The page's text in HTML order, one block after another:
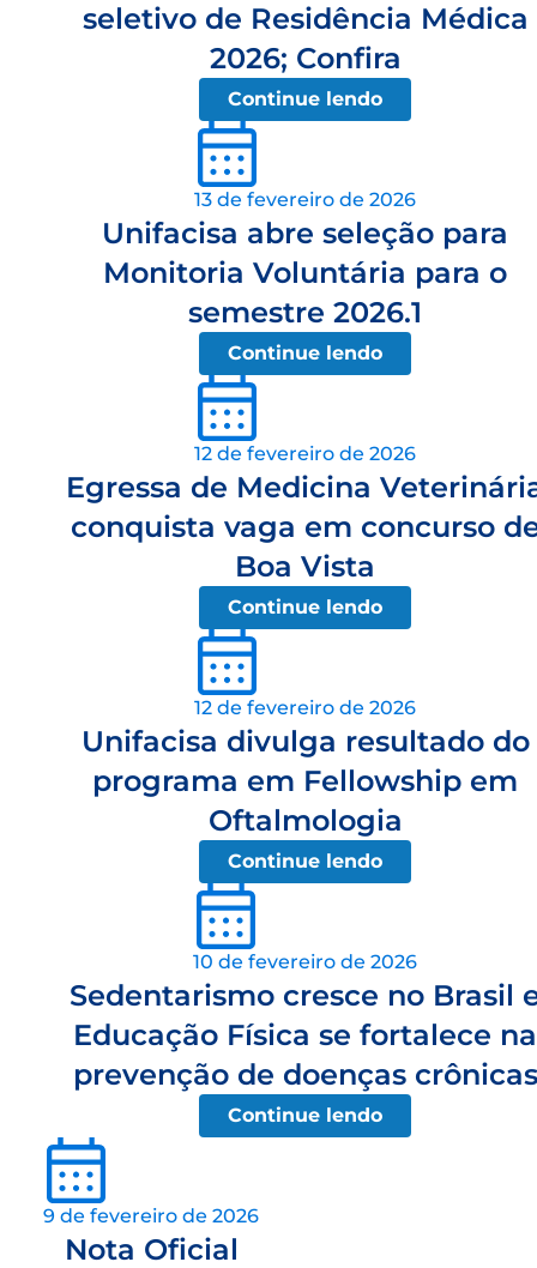
seletivo de Residência Médica
2026; Confira
Continue lendo
13 de fevereiro de 2026
Unifacisa abre seleção para
Monitoria Voluntária para o
semestre 2026.1
Continue lendo
12 de fevereiro de 2026
Egressa de Medicina
conquista vaga em concurso
Boa Vista
Continue lendo
12 de fevereiro de 2026
Unifacisa divulga resultado do
programa em Fellowship em
Oftalmologia
Continue lendo
10 de fevereiro de 2026
Sedentarismo cresce no Brasil
Educação Física se fortalece na
prevenção de doenças crônicas
Continue lendo
9 de fevereiro de 2026
Nota Oficial